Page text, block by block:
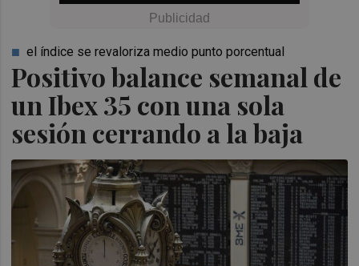
Positivo balance semanal de
un Ibex 35 con una sola
sesión cerrando a la baja
el índice se revaloriza medio punto porcentual